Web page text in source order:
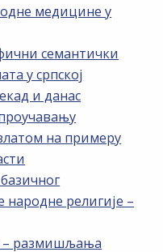
медицине у
семантички
у српској
и данас
на примеру
народне религије –
– размишљања